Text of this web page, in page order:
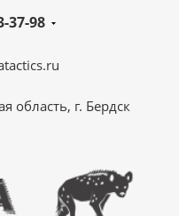
37-98
область, г. Бердск